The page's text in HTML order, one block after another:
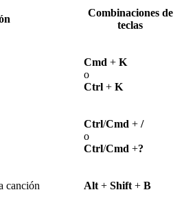
Combinaciones de
teclas
Cmd + K
o
Ctrl + K
Ctrl/Cmd + /
o
Ctrl/Cmd +?
canción Alt + Shift + B